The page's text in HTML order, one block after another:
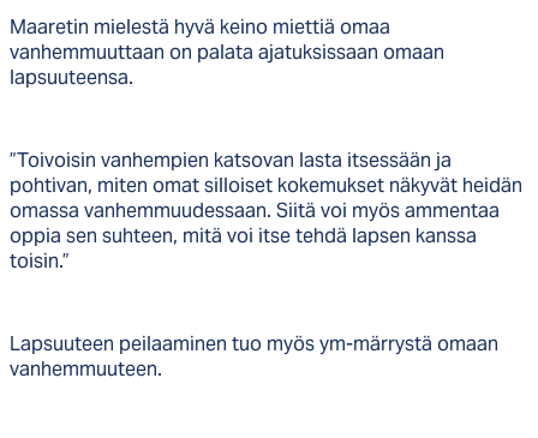
Maaretin mielestä hyvä keino miettiä omaa
vanhemmuuttaan on palata ajatuksissaan omaan
lapsuuteensa.
”Toivoisin vanhempien katsovan lasta itsessään ja
pohtivan, miten omat silloiset kokemukset näkyvät heidän
omassa vanhemmuudessaan. Siitä voi myös ammentaa
oppia sen suhteen, mitä voi itse tehdä lapsen kanssa
toisin.”
Lapsuuteen peilaaminen tuo myös ym-märrystä omaan
vanhemmuuteen.